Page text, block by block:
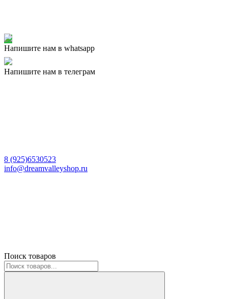
Напишите нам в whatsapp
Напишите нам в телеграм
8 (925)6530523
info@dreamvalleyshop.ru
Поиск товаров